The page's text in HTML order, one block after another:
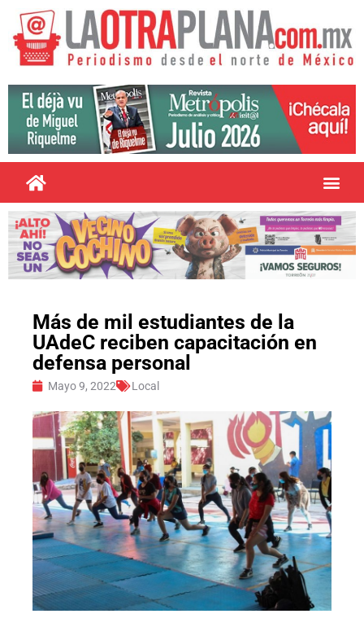
Más de mil estudiantes de la
UAdeC reciben capacitación en
defensa personal
Mayo 9, 2022 Local